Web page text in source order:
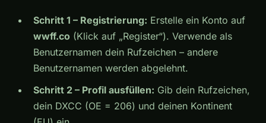
Schritt 1 – Registrierung: Erstelle ein Konto auf
wwff.co (Klick auf „Register“). Verwende als
Benutzernamen dein Rufzeichen – andere
Benutzernamen werden abgelehnt.
Schritt 2 – Profil ausfüllen: Gib dein Rufzeichen,
dein DXCC (OE = 206) und deinen Kontinent